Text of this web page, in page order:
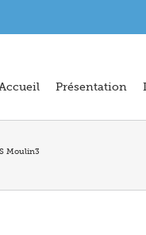
Accueil Présentation
Moulin3